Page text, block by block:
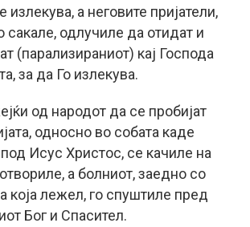
излекува, а неговите пријатели,
сакале, одлучиле да отидат и
(парализираниот) кај Господа
за да Го излекува.
од народот да се пробијат
односно во собата каде
Исус Христос, се качиле на
а болниот, заедно со
која лежел, го спуштиле пред
Бог и Спасител.